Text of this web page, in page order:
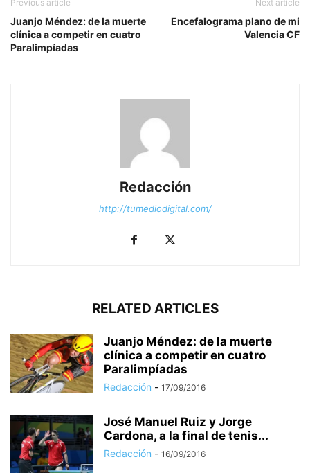
Previous article
Juanjo Méndez: de la muerte
clínica a competir en cuatro
Paralimpíadas
Next article
Encefalograma plano de mi
Valencia CF
Redacción
http://tumediodigital.com/
RELATED ARTICLES
Juanjo Méndez: de la muerte
clínica a competir en cuatro
Paralimpíadas
Redacción - 17/09/2016
José Manuel Ruiz y Jorge
Cardona, a la final de tenis...
Redacción - 16/09/2016